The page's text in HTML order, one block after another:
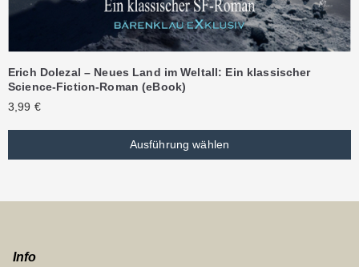
Erich Dolezal – Neues Land im Weltall: Ein klassischer
Science-Fiction-Roman (eBook)
3,99 €
Ausführung wählen
Info